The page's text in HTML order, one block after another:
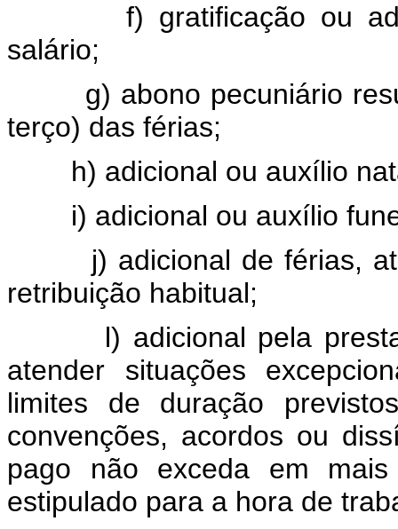
f) gratificação ou
salário;
g) abono pecuniário
terço) das férias;
h) adicional ou auxílio
i) adicional ou auxílio
j) adicional de férias, até
retribuição habitual;
l) adicional pela
atender situações
limites de duração
convenções, acordos ou
pago não exceda em
estipulado para a hora de